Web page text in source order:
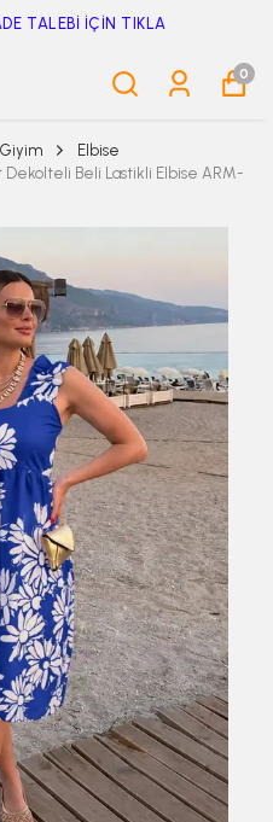
İNDİRİM
0
Elbise
Dekolteli Beli Lastikli Elbise ARM-